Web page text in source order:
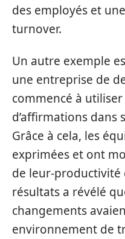
des employés et
turnover.
Un autre exemple
une entreprise de
commencé à
d’affirmations dans
Grâce à cela, les
exprimées et ont
de leur-productivité
résultats a révélé
changements
environnement de